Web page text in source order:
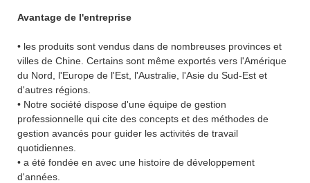
Avantage de l'entreprise
• les produits sont vendus dans de nombreuses provinces et
villes de Chine. Certains sont même exportés vers l'Amérique
du Nord, l'Europe de l'Est, l'Australie, l'Asie du Sud-Est et
d'autres régions.
• Notre société dispose d'une équipe de gestion
professionnelle qui cite des concepts et des méthodes de
gestion avancés pour guider les activités de travail
quotidiennes.
• a été fondée en avec une histoire de développement
d'années.